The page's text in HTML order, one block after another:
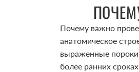
Почему важно
анатомическое
выраженные
более ранних